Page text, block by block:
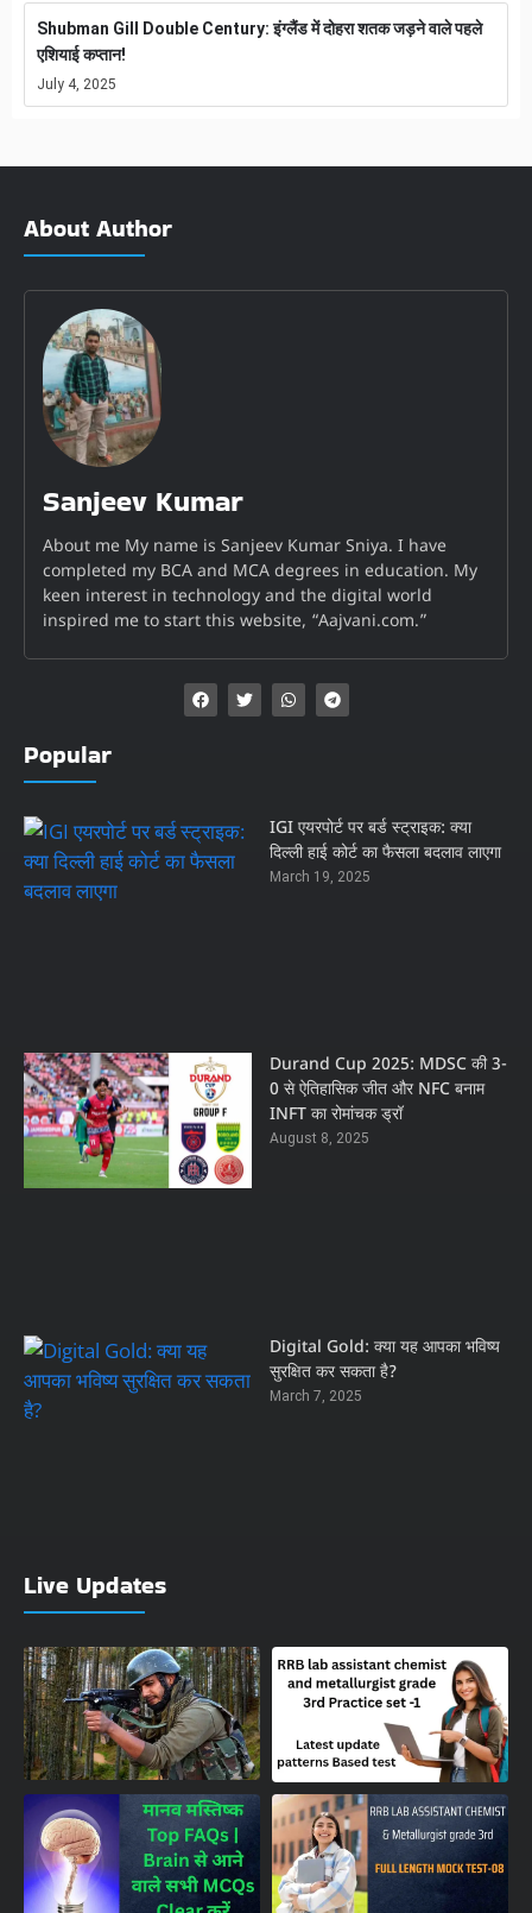
Shubman Gill Double Century: इंग्लैंड में दोहरा शतक जड़ने वाले पहले
एशियाई कप्तान!
July 4, 2025
About Author
Sanjeev Kumar
About me My name is Sanjeev Kumar Sniya. I have
completed my BCA and MCA degrees in education. My
keen interest in technology and the digital world
inspired me to start this website, “Aajvani.com.”
Popular
IGI एयरपोर्ट पर बर्ड स्ट्राइक: क्या
दिल्ली हाई कोर्ट का फैसला बदलाव लाएगा
March 19, 2025
Durand Cup 2025: MDSC की 3-
0 से ऐतिहासिक जीत और NFC बनाम
INFT का रोमांचक ड्रॉ
August 8, 2025
Digital Gold: क्या यह आपका भविष्य
सुरक्षित कर सकता है?
March 7, 2025
Live Updates